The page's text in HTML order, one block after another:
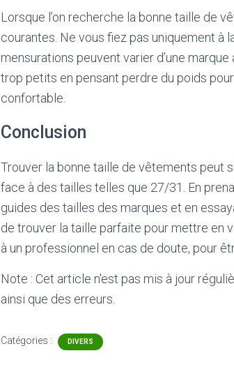
Lorsque l’on recherche la bonne taille de
courantes. Ne vous fiez pas uniquement à
mensurations peuvent varier d’une
trop petits en pensant perdre du poids
confortable.
Conclusion
Trouver la bonne taille de vêtements peut
face à des tailles telles que 27/31. En
guides des tailles des marques et en
de trouver la taille parfaite pour mettre en
à un professionnel en cas de doute, pour
Note : Cet article n'est pas mis à jour
ainsi que des erreurs.
Catégories : DIVERS